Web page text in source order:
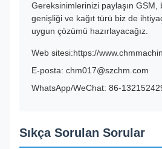
Gereksinimlerinizi paylaşın GSM,
genişliği ve kağıt türü biz de
uygun çözümü hazırlayacağız.
Web sitesi:https://
E-posta: chm017@szchm.com
WhatsApp/WeChat: 86-
Sıkça Sorulan Sorular